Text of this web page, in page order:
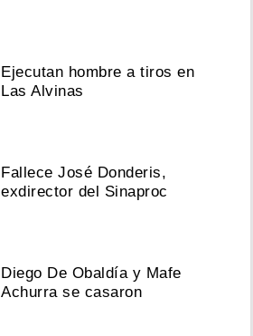
Ejecutan hombre a tiros en
Las Alvinas
Fallece José Donderis,
exdirector del Sinaproc
Diego De Obaldía y Mafe
Achurra se casaron